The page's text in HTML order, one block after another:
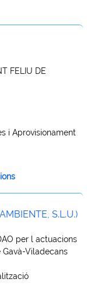
FELIU DE
i Aprovisionament
S.L.U.)
per l actuacions
Viladecans